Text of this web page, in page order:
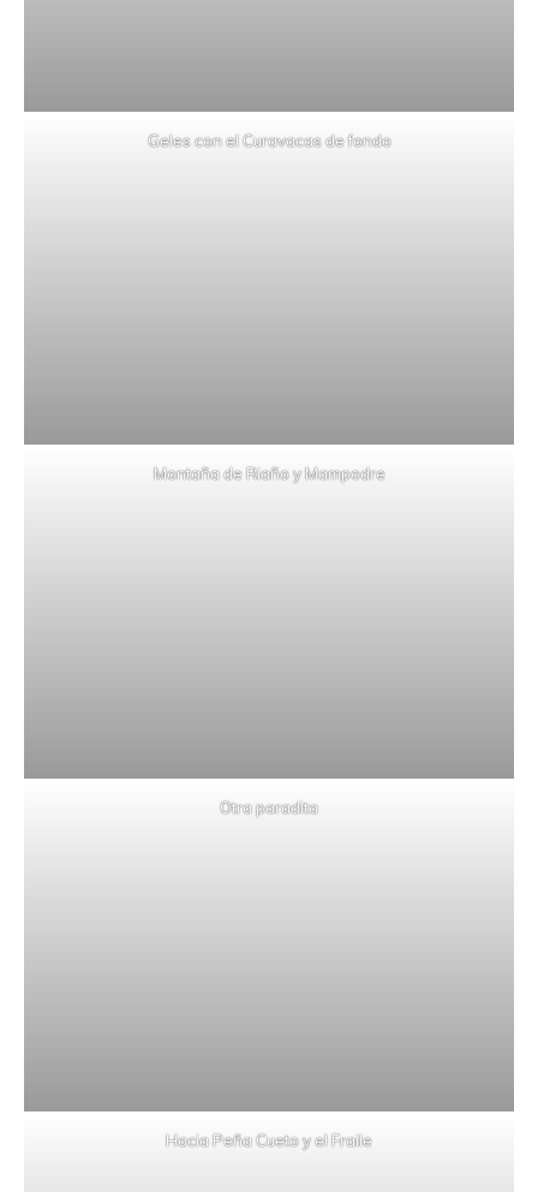
Geles con el Curavacas de fondo
Montaña de Riaño y Mampodre
Otra paradita
Hacia Peña Cueto y el Fraile